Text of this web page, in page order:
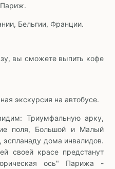
Париж.
Бельгии, Франции.
вы сможете выпить кофе
экскурсия на автобусе.
Триумфальную арку,
поля, Большой и Малый
дома инвалидов.
своей красе предстанут
ось" Парижа -